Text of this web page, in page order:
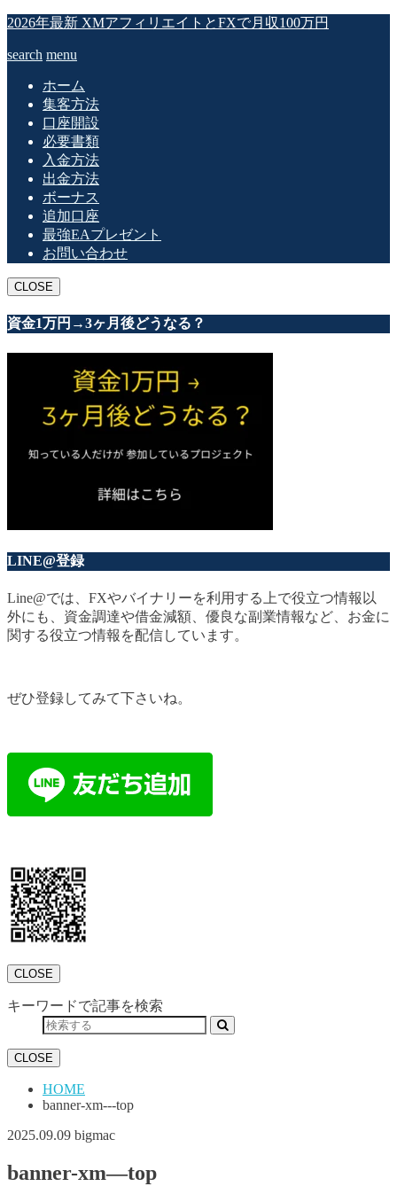
2026年最新 XMアフィリエイトとFXで月収100万円
search menu
ホーム
集客方法
口座開設
必要書類
入金方法
出金方法
ボーナス
追加口座
最強EAプレゼント
お問い合わせ
CLOSE
資金1万円→3ヶ月後どうなる？
LINE@登録
Line@では、FXやバイナリーを利用する上で役立つ情報以
外にも、資金調達や借金減額、優良な副業情報など、お金に
関する役立つ情報を配信しています。
ぜひ登録してみて下さいね。
CLOSE
キーワードで記事を検索
CLOSE
HOME
banner-xm---top
2025.09.09 bigmac
banner-xm—top